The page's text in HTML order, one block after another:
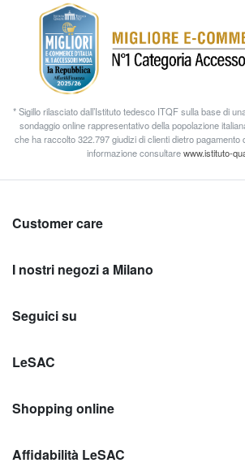
* Sigillo rilasciato dall’Istituto tedesco ITQF sulla base di
sondaggio online rappresentativo della popolazione
che ha raccolto 322.797 giudizi di clienti dietro pagamento
informazione consultarewww.istituto-
Customer care
I nostri negozi a Milano
Seguici su
LeSAC
Shopping online
Affidabilità LeSAC